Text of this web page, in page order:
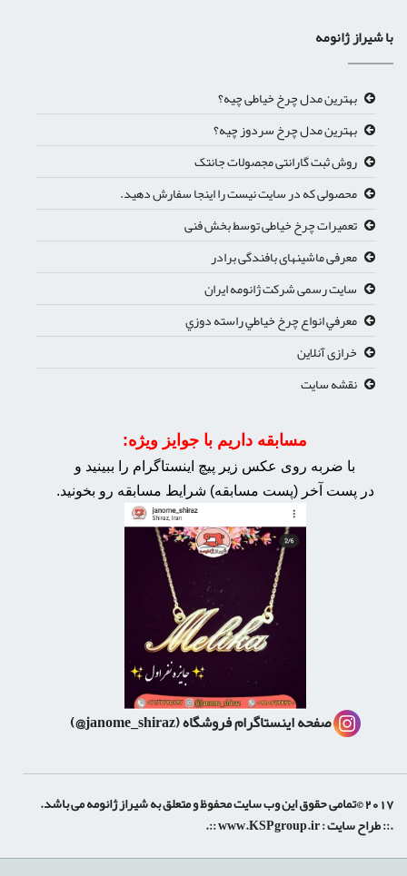
با شیراز ژانومه
بهترین مدل چرخ خیاطی چیه؟
بهترین مدل چرخ سردوز چیه؟
روش ثبت گارانتی مجصولات جانتک
محصولی که در سایت نیست را اینجا سفارش دهید.
تعمیرات چرخ خیاطی توسط بخش فنی
معرفی ماشینهای بافندگی برادر
سایت رسمی شرکت ژانومه ایران
معرفي انواع چرخ خياطي راسته دوزي
خرازی آنلاین
نقشه سایت
مسابقه داریم با جوایز ویژه:
با ضربه روی عکس زیر پیچ اینستاگرام را ببینید و
در پست آخر (پست مسابقه) شرایط مسابقه رو بخونید.
صفحه اینستاگرام فروشگاه(janome_shiraz@)
2017 ©تمامی حقوق این وب سایت محفوظ و متعلق به شیراز ژانومه می باشد.
.:: طراح سایت :www.KSPgroup.ir
::.